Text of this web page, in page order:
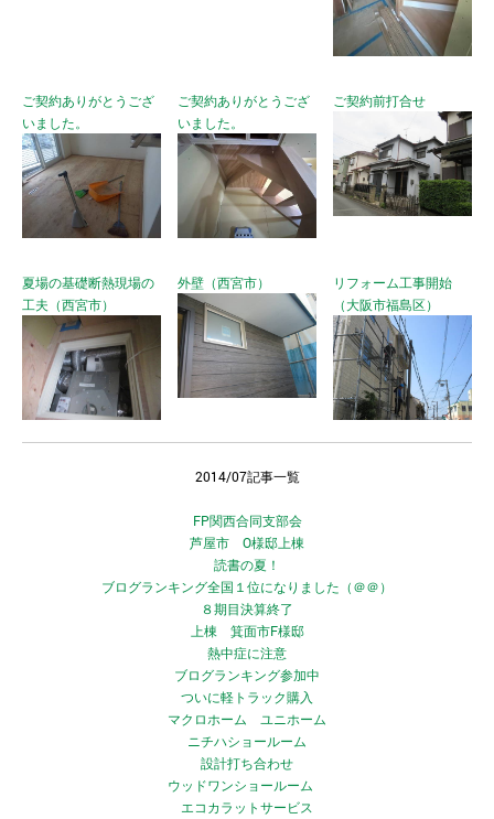
ご契約ありがとうござ
いました。
ご契約ありがとうござ
いました。
ご契約前打合せ
夏場の基礎断熱現場の
工夫（西宮市）
外壁（西宮市）
リフォーム工事開始
（大阪市福島区）
2014/07記事一覧
FP関西合同支部会
芦屋市 O様邸上棟
読書の夏！
ブログランキング全国１位になりました（＠＠）
８期目決算終了
上棟 箕面市F様邸
熱中症に注意
ブログランキング参加中
ついに軽トラック購入
マクロホーム ユニホーム
ニチハショールーム
設計打ち合わせ
ウッドワンショールーム
エコカラットサービス